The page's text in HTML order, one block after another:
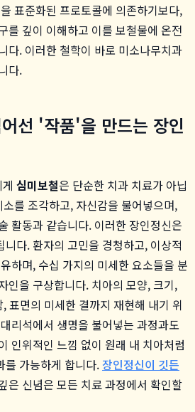
표준화된 프로토콜에 의존하기보다,
를 깊이 이해하고 이를 보철물에 온전
다. 이러한 철학이 바로 미소나무치과
다.
선 '작품'을 만드는 장인
심미보철은 단순한 치과 치료가 아닙
를 조각하고, 자신감을 불어넣으며,
활동과 같습니다. 이러한 장인정신은
다. 환자의 고민을 경청하고, 이상적
하며, 수십 가지의 미세한 요소들을 분
인을 구상합니다. 치아의 모양, 크기,
표면의 미세한 결까지 재현해 내기 위
리석에서 생명을 불어넣는 과정과도
인위적인 느낌 없이 원래 내 치아처럼
를 가능하게 합니다. 장인정신이 깃든
은 신념은 모든 치료 과정에서 확인할